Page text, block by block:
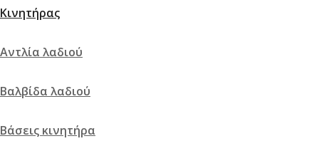
Κινητήρας
Αντλία λαδιού
Βαλβίδα λαδιού
Βάσεις κινητήρα